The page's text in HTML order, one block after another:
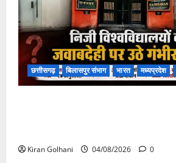
छत्तीसगढ़ बिलासपुर संभाग भारत मध्यप्रदेश
Kiran Golhani 04/08/2026 0